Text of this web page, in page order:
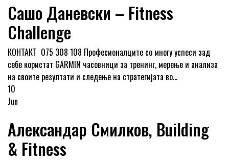
Сашо Даневски – Fitness
Challenge
КОНТАКТ 075 308 108 Професионалците со многу успеси зад
себе користат GARMIN часовници за тренинг, мерење и анализа
на своите резултати и следење на стратегијата во...
10
Jun
Александар Смилков, Building
& Fitness